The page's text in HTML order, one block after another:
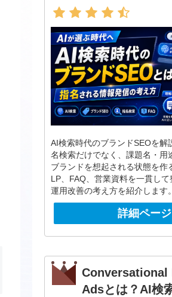
AI検索時代のブランドSEOを解
名検索だけでなく、課題名・用
ブランドを想起される状態を作
LP、FAQ、営業資料を一貫して
運用改善の考え方を紹介します。
詳細ページ
Conversational
Adsとは？AI検